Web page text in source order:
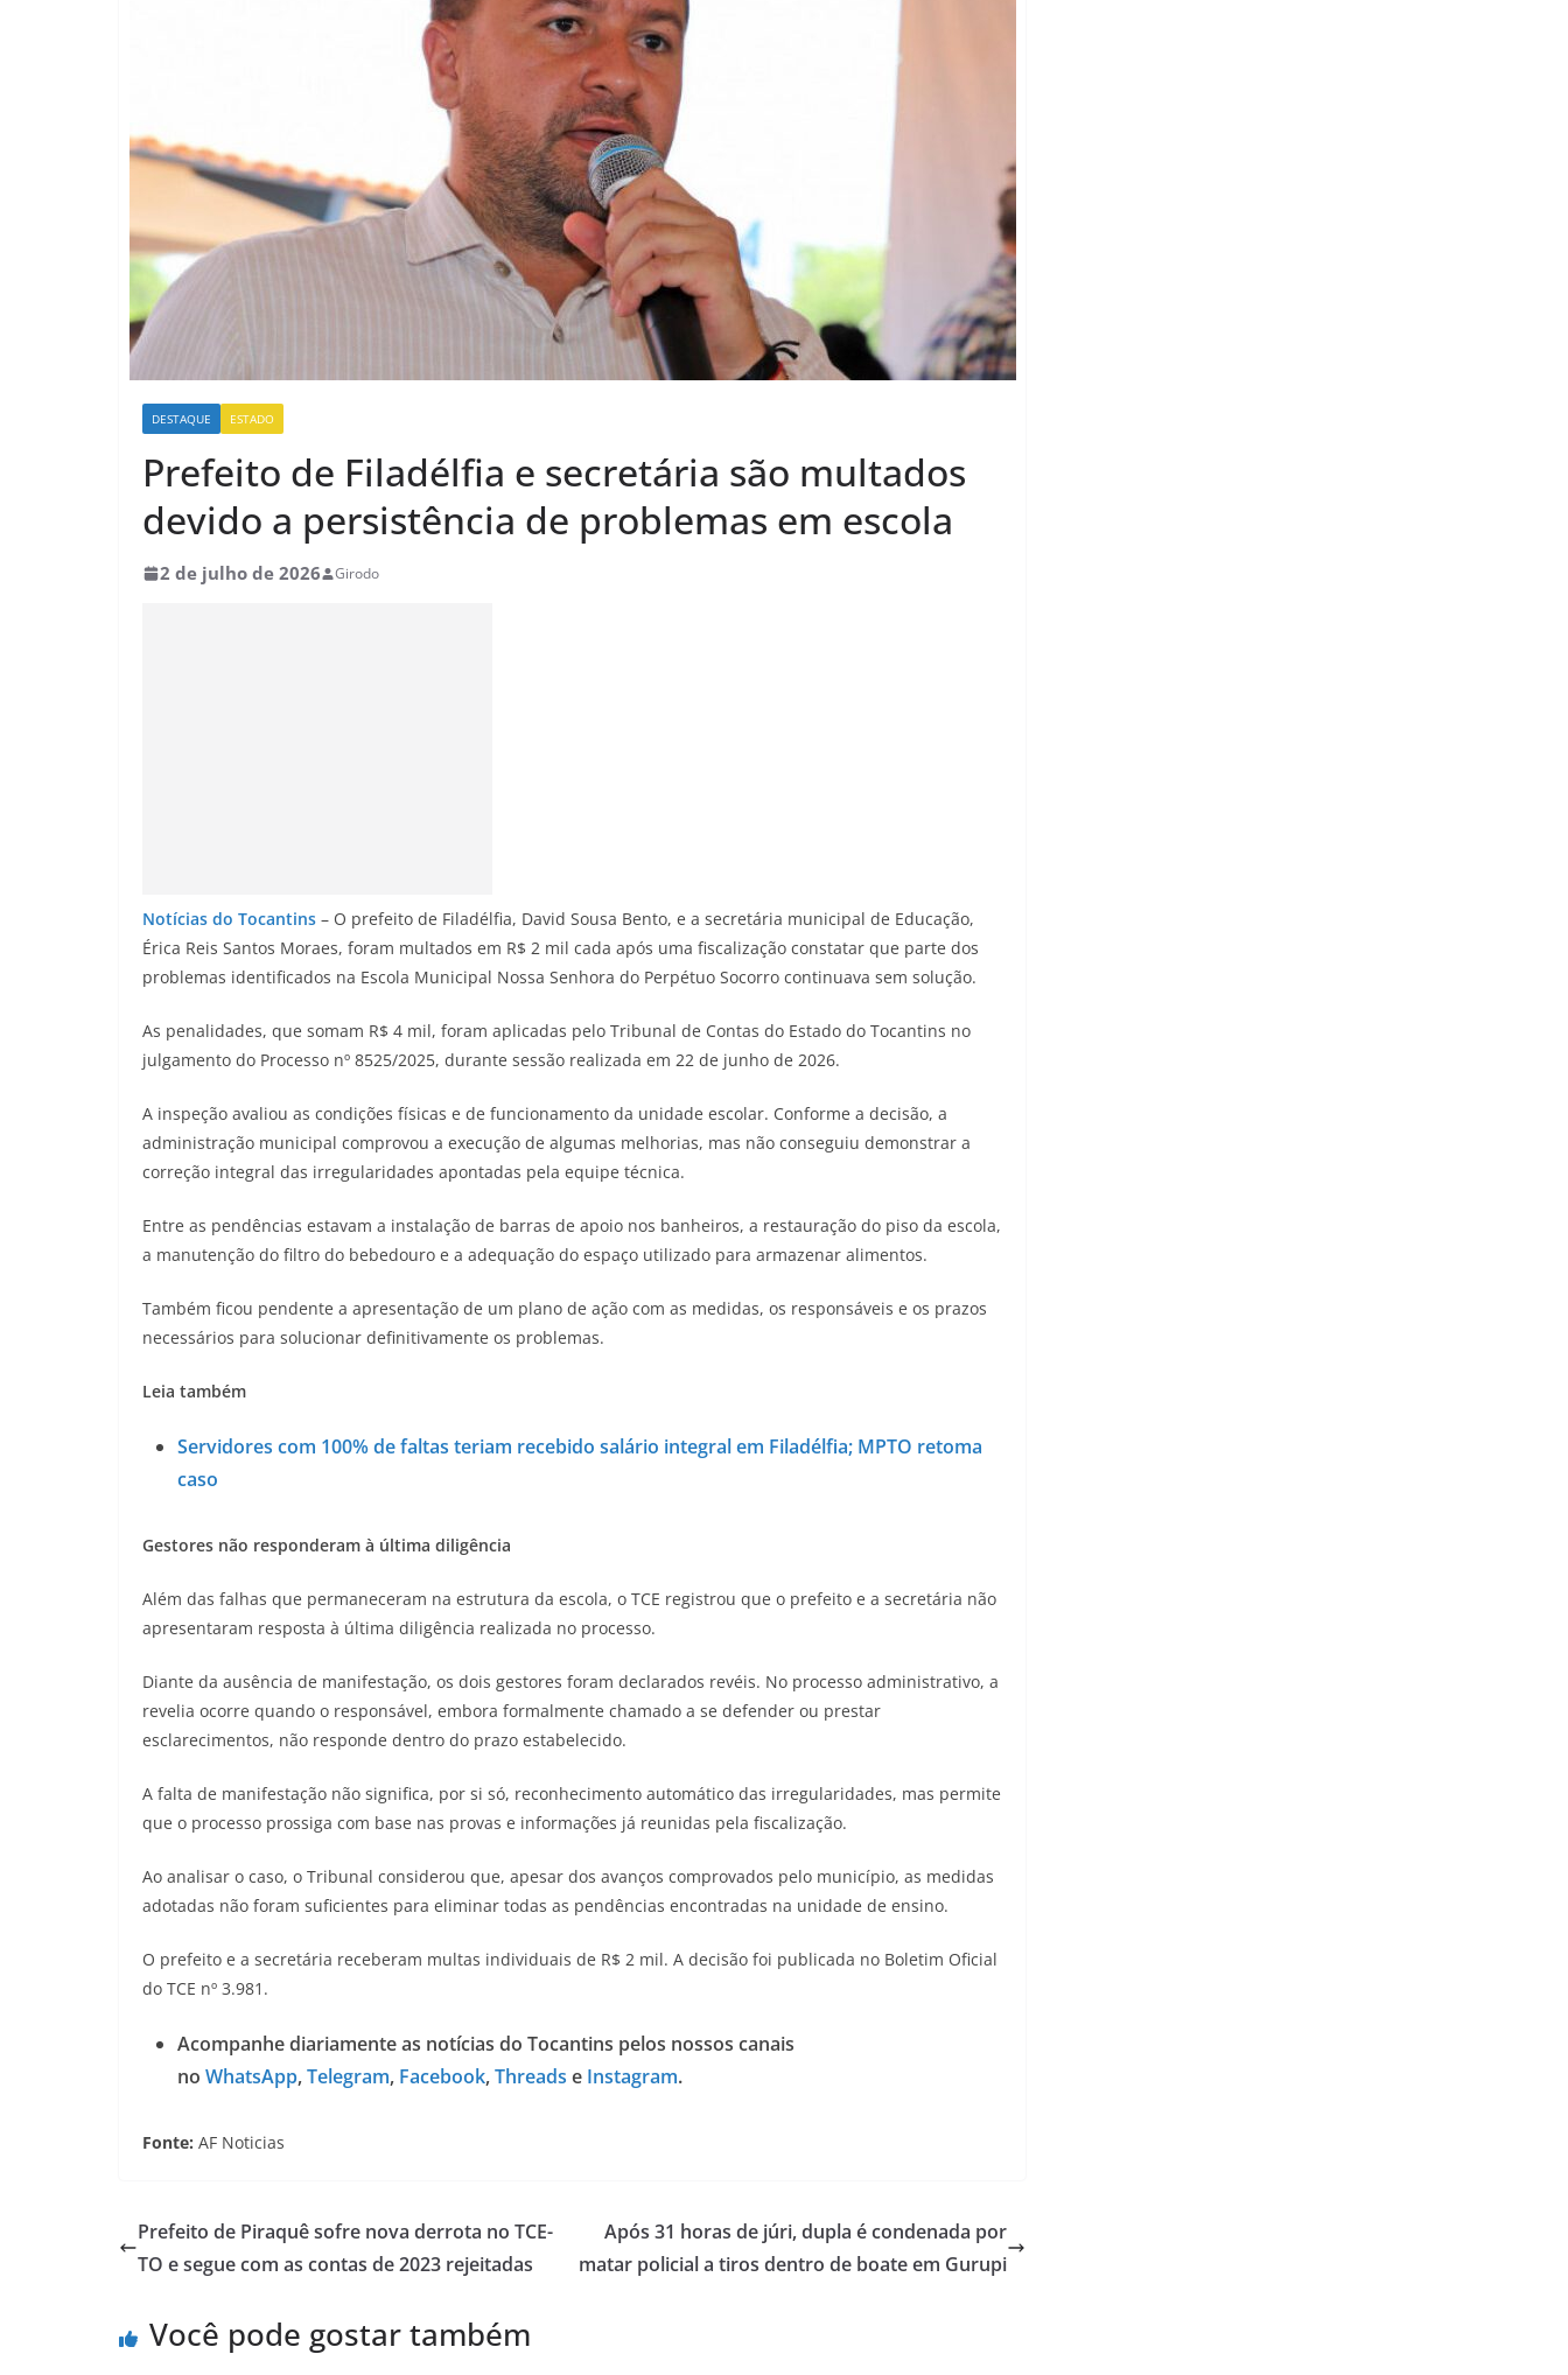
DESTAQUE ESTADO
Prefeito de Filadélfia e secretária são multados
devido a persistência de problemas em escola
2 de julho de 2026 Girodo
Notícias do Tocantins – O prefeito de Filadélfia, David Sousa Bento, e a secretária municipal de Educação,
Érica Reis Santos Moraes, foram multados em R$ 2 mil cada após uma fiscalização constatar que parte dos
problemas identificados na Escola Municipal Nossa Senhora do Perpétuo Socorro continuava sem solução.
As penalidades, que somam R$ 4 mil, foram aplicadas pelo Tribunal de Contas do Estado do Tocantins no
julgamento do Processo nº 8525/2025, durante sessão realizada em 22 de junho de 2026.
A inspeção avaliou as condições físicas e de funcionamento da unidade escolar. Conforme a decisão, a
administração municipal comprovou a execução de algumas melhorias, mas não conseguiu demonstrar a
correção integral das irregularidades apontadas pela equipe técnica.
Entre as pendências estavam a instalação de barras de apoio nos banheiros, a restauração do piso da escola,
a manutenção do filtro do bebedouro e a adequação do espaço utilizado para armazenar alimentos.
Também ficou pendente a apresentação de um plano de ação com as medidas, os responsáveis e os prazos
necessários para solucionar definitivamente os problemas.
Leia também
Servidores com 100% de faltas teriam recebido salário integral em Filadélfia; MPTO retoma
caso
Gestores não responderam à última diligência
Além das falhas que permaneceram na estrutura da escola, o TCE registrou que o prefeito e a secretária não
apresentaram resposta à última diligência realizada no processo.
Diante da ausência de manifestação, os dois gestores foram declarados revéis. No processo administrativo, a
revelia ocorre quando o responsável, embora formalmente chamado a se defender ou prestar
esclarecimentos, não responde dentro do prazo estabelecido.
A falta de manifestação não significa, por si só, reconhecimento automático das irregularidades, mas permite
que o processo prossiga com base nas provas e informações já reunidas pela fiscalização.
Ao analisar o caso, o Tribunal considerou que, apesar dos avanços comprovados pelo município, as medidas
adotadas não foram suficientes para eliminar todas as pendências encontradas na unidade de ensino.
O prefeito e a secretária receberam multas individuais de R$ 2 mil. A decisão foi publicada no Boletim Oficial
do TCE nº 3.981.
Acompanhe diariamente as notícias do Tocantins pelos nossos canais
no WhatsApp,Telegram, Facebook,Threads e Instagram.
Fonte: AF Noticias
Prefeito de Piraquê sofre nova derrota no TCE-
TO e segue com as contas de 2023 rejeitadas
Após 31 horas de júri, dupla é condenada por
matar policial a tiros dentro de boate em Gurupi
Você pode gostar também